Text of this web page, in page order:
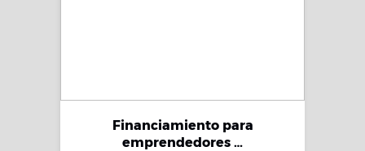
Financiamiento para
emprendedores …